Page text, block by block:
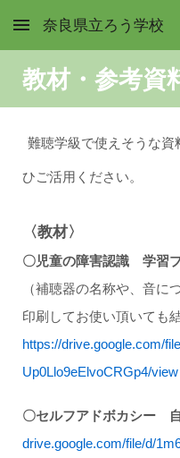
Skip to main content
奈良県立ろう学校
教材・参考資
難聴学級で使えそうな
ひご活用ください。
〈教材〉
〇児童の障害認識 学習
（補聴器の名称や、音に
印刷してお使い頂いても
https://drive.google.com/
Up0Llo9eElvoCRGp4/view
〇セルフアドボカシー
drive.google.com/file/d/